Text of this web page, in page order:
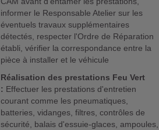
informer le Responsable Atelier sur les
éventuels travaux supplémentaires
détectés, respecter l'Ordre de Réparation
établi, vérifier la correspondance entre la
pièce à installer et le véhicule
Réalisation des prestations Feu Vert
: Effectuer les prestations d'entretien
courant comme les pneumatiques,
batteries, vidanges, filtres, contrôles de
sécurité, balais d'essuie-glaces, ampoules,